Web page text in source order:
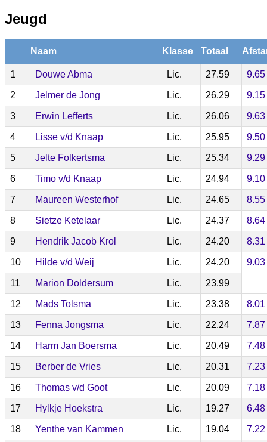
Jeugd
Naam Klasse Totaal
1 Douwe Abma Lic. 27.59 9.65
2 Jelmer de Jong Lic. 26.29 9.15
3 Erwin Lefferts Lic. 26.06 9.63
4 Lisse v/d Knaap Lic. 25.95 9.50
5 Jelte Folkertsma Lic. 25.34 9.29
6 Timo v/d Knaap Lic. 24.94 9.10
7 Maureen Westerhof Lic. 24.65 8.55
8 Sietze Ketelaar Lic. 24.37 8.64
9 Hendrik Jacob Krol Lic. 24.20 8.31
10 Hilde v/d Weij Lic. 24.20 9.03
11 Marion Doldersum Lic. 23.99
12 Mads Tolsma Lic. 23.38 8.01
13 Fenna Jongsma Lic. 22.24 7.87
14 Harm Jan Boersma Lic. 20.49 7.48
15 Berber de Vries Lic. 20.31 7.23
16 Thomas v/d Goot Lic. 20.09 7.18
17 Hylkje Hoekstra Lic. 19.27 6.48
18 Yenthe van Kammen Lic. 19.04 7.22